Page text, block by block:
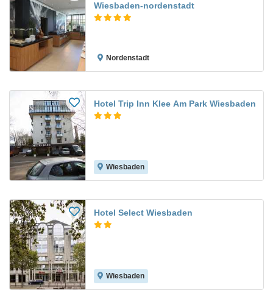
Wiesbaden-nordenstadt
Nordenstadt
Hotel Trip Inn Klee Am Park Wiesbaden
Wiesbaden
Hotel Select Wiesbaden
Wiesbaden